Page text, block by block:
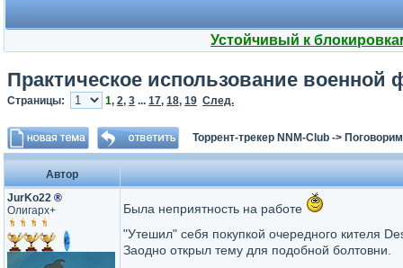
Устойчивый к
Практическое использование
Страницы: 1, 2, 3 ... 17, 18, 19 След.
Торрент-трекер NNM-Club -> Поговорим
Автор
JurKo22 ®
Олигарх+
Была неприятность на работе
"Утешил" себя покупкой очередного кителя
Заодно открыл тему для подобной болтовни.